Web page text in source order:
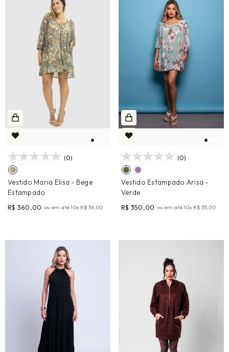
(0)
Vestido Maria Elisa - Bege
Estampado
R$ 360,00 ou em até10x R$ 36,00
(0)
Vestido Estampado Arisa -
Verde
R$ 350,00 ou em até10x R$ 35,00